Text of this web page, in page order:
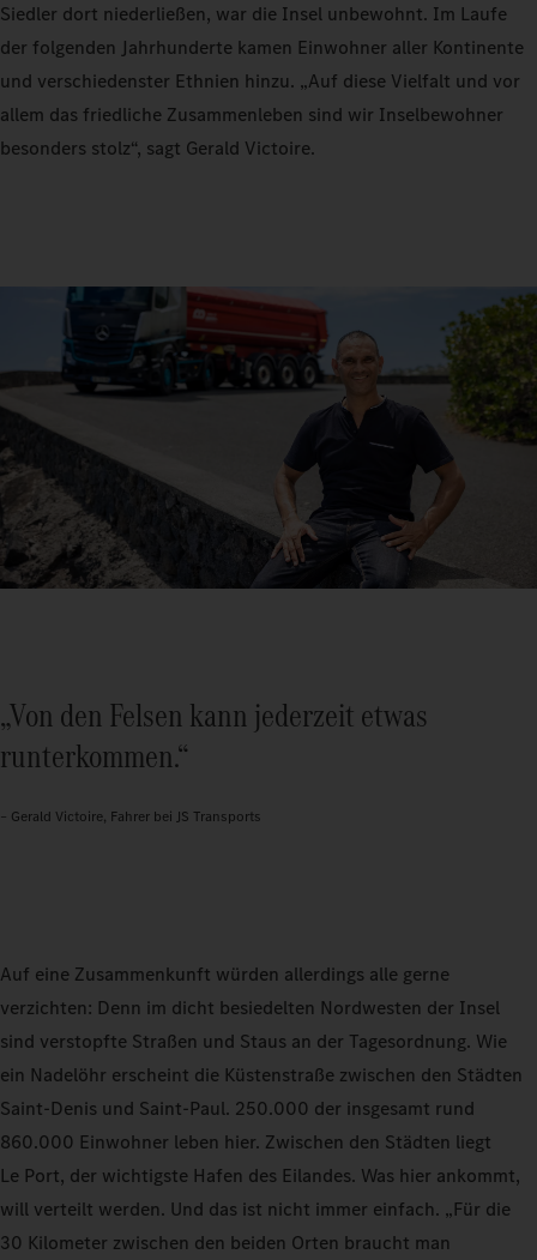
Siedler dort niederließen, war die Insel unbewohnt. Im Laufe
der folgenden Jahrhunderte kamen Einwohner aller Kontinente
und verschiedenster Ethnien hinzu. „Auf diese Vielfalt und vor
allem das friedliche Zusammenleben sind wir Inselbewohner
besonders stolz“, sagt Gerald Victoire.
„Von den Felsen kann jederzeit etwas
runterkommen.“
– Gerald Victoire, Fahrer bei JS Transports
Auf eine Zusammenkunft würden allerdings alle gerne
verzichten: Denn im dicht besiedelten Nordwesten der Insel
sind verstopfte Straßen und Staus an der Tagesordnung. Wie
ein Nadelöhr erscheint die Küstenstraße zwischen den Städten
Saint-Denis und Saint-Paul. 250.000 der insgesamt rund
860.000 Einwohner leben hier. Zwischen den Städten liegt
Le Port, der wichtigste Hafen des Eilandes. Was hier ankommt,
will verteilt werden. Und das ist nicht immer einfach. „Für die
30 Kilometer zwischen den beiden Orten braucht man